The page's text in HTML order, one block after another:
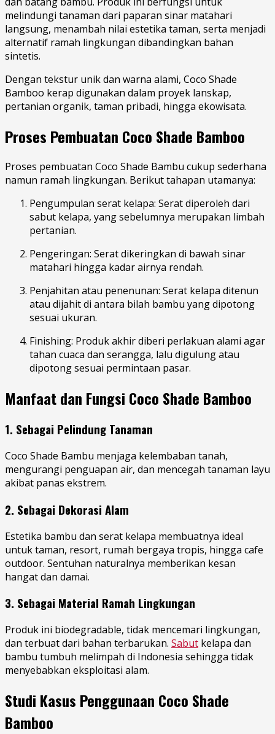
melindungi tanaman dari paparan sinar matahari
langsung, menambah nilai estetika taman, serta menjadi
alternatif ramah lingkungan dibandingkan bahan
sintetis.
Dengan tekstur unik dan warna alami, Coco Shade
Bamboo kerap digunakan dalam proyek lanskap,
pertanian organik, taman pribadi, hingga ekowisata.
Proses Pembuatan Coco Shade Bamboo
Proses pembuatan Coco Shade Bambu cukup sederhana
namun ramah lingkungan. Berikut tahapan utamanya:
Pengumpulan serat kelapa: Serat diperoleh dari
sabut kelapa, yang sebelumnya merupakan limbah
pertanian.
Pengeringan: Serat dikeringkan di bawah sinar
matahari hingga kadar airnya rendah.
Penjahitan atau penenunan: Serat kelapa ditenun
atau dijahit di antara bilah bambu yang dipotong
sesuai ukuran.
Finishing: Produk akhir diberi perlakuan alami agar
tahan cuaca dan serangga, lalu digulung atau
dipotong sesuai permintaan pasar.
Manfaat dan Fungsi Coco Shade Bamboo
1. Sebagai Pelindung Tanaman
Coco Shade Bambu menjaga kelembaban tanah,
mengurangi penguapan air, dan mencegah tanaman layu
akibat panas ekstrem.
2. Sebagai Dekorasi Alam
Estetika bambu dan serat kelapa membuatnya ideal
untuk taman, resort, rumah bergaya tropis, hingga cafe
outdoor. Sentuhan naturalnya memberikan kesan
hangat dan damai.
3. Sebagai Material Ramah Lingkungan
Produk ini biodegradable, tidak mencemari lingkungan,
dan terbuat dari bahan terbarukan. Sabut kelapa dan
bambu tumbuh melimpah di Indonesia sehingga tidak
menyebabkan eksploitasi alam.
Studi Kasus Penggunaan Coco Shade
Bamboo